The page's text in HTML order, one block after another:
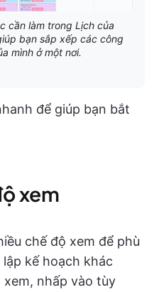
cần làm trong Lịch của
bạn sắp xếp các công
mình ở một nơi.
để giúp bạn bắt
xem
chế độ xem để phù
kế hoạch khác
nhấp vào tùy